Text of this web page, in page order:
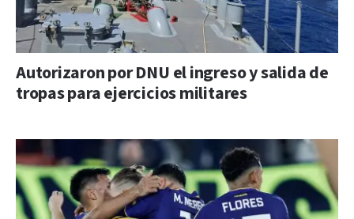
Autorizaron por DNU el ingreso y salida de
tropas para ejercicios militares